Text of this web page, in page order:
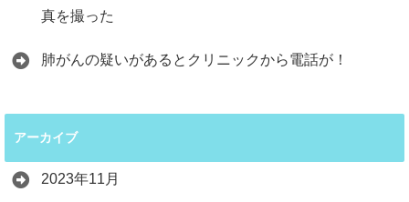
真を撮った
肺がんの疑いがあるとクリニックから電話が！
アーカイブ
2023年11月